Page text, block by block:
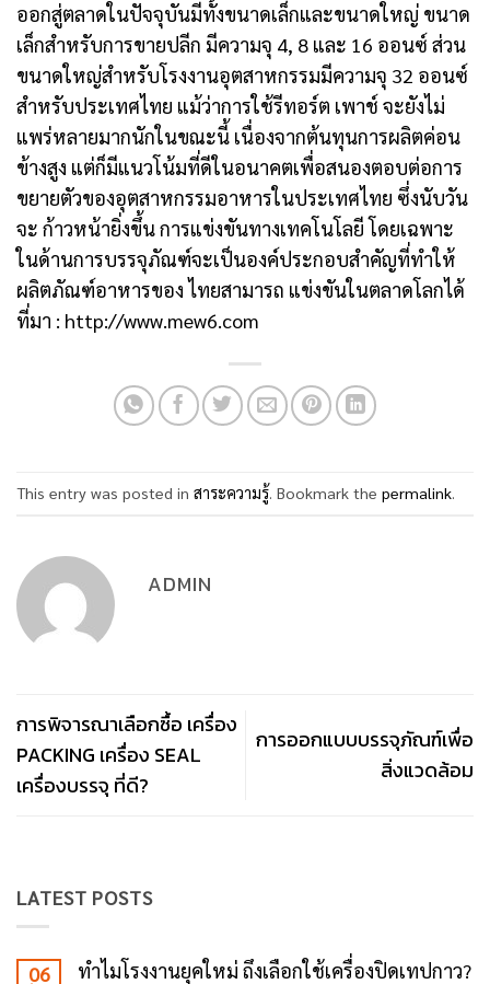
ออกสู่ตลาดในปัจจุบันมีทั้งขนาดเล็กและขนาดใหญ่ ขนาด
เล็กสำหรับการขายปลีก มีความจุ 4, 8 และ 16 ออนซ์ ส่วน
ขนาดใหญ่สำหรับโรงงานอุตสาหกรรมมีความจุ 32 ออนซ์
สำหรับประเทศไทย แม้ว่าการใช้รีทอร์ต เพาช์ จะยังไม่
แพร่หลายมากนักในขณะนี้ เนื่องจากต้นทุนการผลิตค่อน
ข้างสูง แต่ก็มีแนวโน้มที่ดีในอนาคตเพื่อสนองตอบต่อการ
ขยายตัวของอุตสาหกรรมอาหารในประเทศไทย ซึ่งนับวัน
จะ ก้าวหน้ายิ่งขึ้น การแข่งขันทางเทคโนโลยี โดยเฉพาะ
ในด้านการบรรจุภัณฑ์จะเป็นองค์ประกอบสำคัญที่ทำให้
ผลิตภัณฑ์อาหารของ ไทยสามารถ แข่งขันในตลาดโลกได้
ที่มา : http://www.mew6.com
This entry was posted in สาระความรู้. Bookmark the permalink.
ADMIN
การพิจารณาเลือกซื้อ เครื่อง
PACKING เครื่อง SEAL
เครื่องบรรจุ ที่ดี?
การออกแบบบรรจุภัณฑ์เพื่อ
สิ่งแวดล้อม
LATEST POSTS
06 ทำไมโรงงานยุคใหม่ ถึงเลือกใช้เครื่องปิดเทปกาว?